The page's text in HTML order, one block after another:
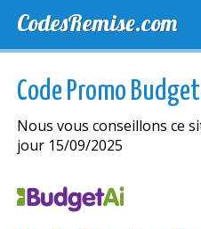
CodesRemise.com
NOUVELLES MAGASINS
Code Promo
Nous vous conseillons ce
jour 15/09/2025